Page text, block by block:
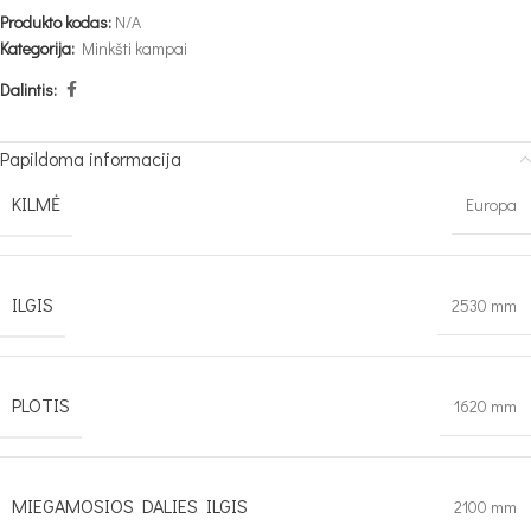
Produkto kodas: N/A
Kategorija: Minkšti kampai
Dalintis:
Papildoma informacija
KILMĖ
Europa
ILGIS 2530 mm
PLOTIS 1620 mm
MIEGAMOSIOS DALIES ILGIS 2100 mm